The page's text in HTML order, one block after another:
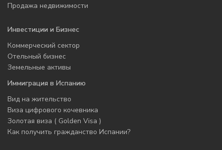
Продажа недвижимости
Инвестиции и Бизнес
Коммерческий сектор
Отельный бизнес
Земельные активы
Иммиграция в Испанию
Вид на жительство
Виза цифрового кочевника
Золотая виза ( Golden Visa )
Как получить гражданство Испании?